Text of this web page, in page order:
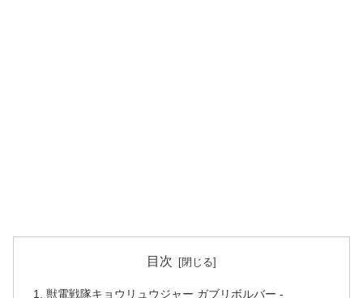
目次
獣電戦隊キョウリュウジャー ガブリボルバー -